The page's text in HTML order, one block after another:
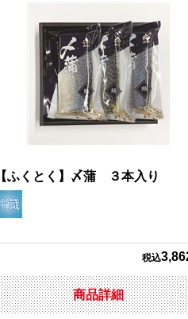
【ふくとく】〆蒲 ３本入り
税込
商品詳細